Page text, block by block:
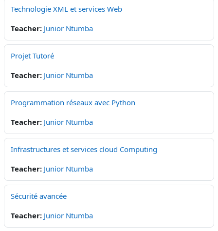
Technologie XML et services Web
Teacher: Junior Ntumba
Projet Tutoré
Teacher: Junior Ntumba
Programmation réseaux avec Python
Teacher: Junior Ntumba
Infrastructures et services cloud Computing
Teacher: Junior Ntumba
Sécurité avancée
Teacher: Junior Ntumba